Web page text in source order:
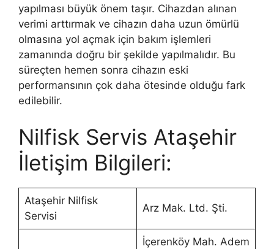
yapılması büyük önem taşır. Cihazdan alınan
verimi arttırmak ve cihazın daha uzun ömürlü
olmasına yol açmak için bakım işlemleri
zamanında doğru bir şekilde yapılmalıdır. Bu
süreçten hemen sonra cihazın eski
performansının çok daha ötesinde olduğu fark
edilebilir.
Nilfisk Servis Ataşehir
İletişim Bilgileri:
Ataşehir Nilfisk
Servisi
Arz Mak. Ltd. Şti.
İçerenköy Mah. Adem